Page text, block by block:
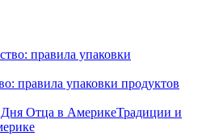
правила упаковки продуктов
Традиции и